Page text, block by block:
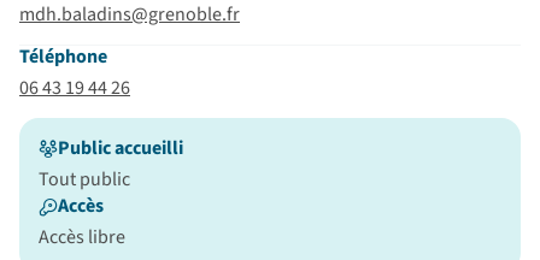
mdh.baladins@grenoble.fr
Téléphone
06 43 19 44 26
Public accueilli
Tout public
Accès
Accès libre